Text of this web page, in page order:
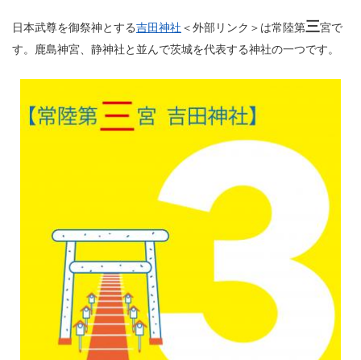
日本武尊を御祭神とする吉田神社 ＜外部リンク＞ は常陸第三宮で
す。鹿島神宮、静神社と並んで茨城を代表する神社の一つです。